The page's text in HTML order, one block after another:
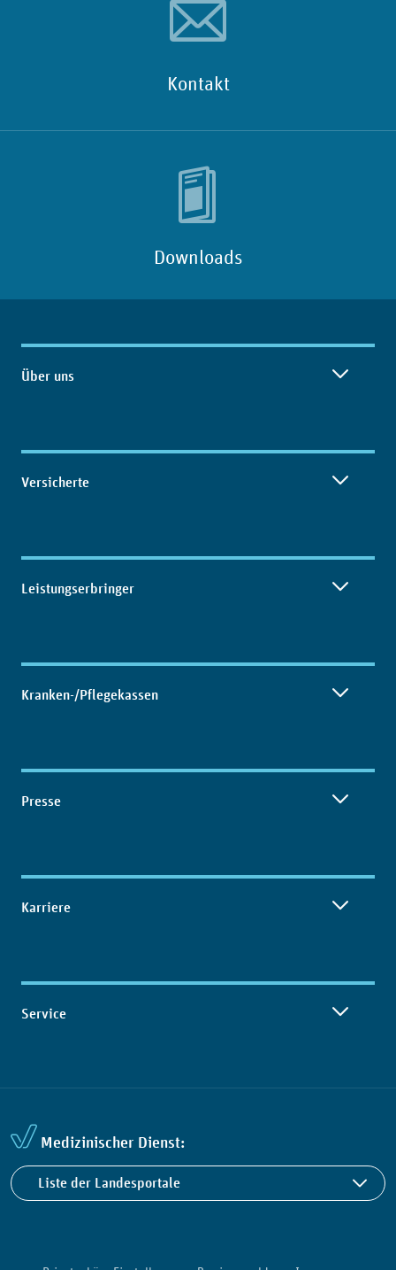
Kontakt
Downloads
Inhaltsübersicht
Über uns
Versicherte
Leistungserbringer
Kranken-/Pflegekassen
Presse
Karriere
Service
Medizinischer Dienst:
Liste der Landesportale